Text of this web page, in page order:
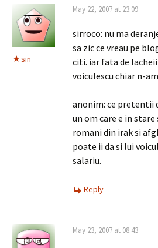
sin
May 22, 2007 at 23:09
sirroco: nu ma
sa zic ce vreau pe
citi. iar fata de
voiculescu chiar n-
anonim: ce pretentii
un om care e in
romani din irak si
poate ii da si lui
salariu.
Reply
May 23, 2007 at 08:43